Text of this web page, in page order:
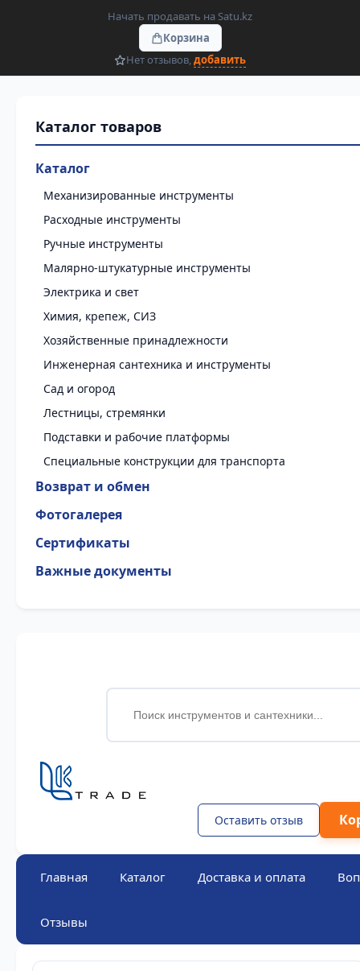
Начать продавать на Satu.kz
Корзина
Нет отзывов,добавить
Каталог
Механизированные инструменты
Расходные инструменты
Ручные инструменты
Малярно-штукатурные инструменты
Электрика и свет
Химия, крепеж, СИЗ
Хозяйственные принадлежности
Инженерная сантехника и инструменты
Сад и огород
Лестницы, стремянки
Подставки и рабочие платформы
Специальные конструкции для транспорта
Возврат и обмен
Фотогалерея
Сертификаты
Важные документы
Оставить отзыв
Главная Каталог Доставка и оплата
Отзывы